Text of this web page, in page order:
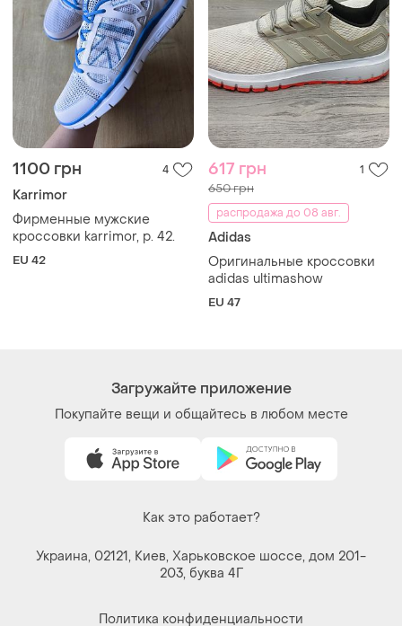
1100 грн 4
Karrimor
Фирменные мужские
кроссовки karrimor, р. 42.
EU 42
617 грн 1
650 грн
распродажа до 08 авг.
Adidas
Оригинальные кроссовки
adidas ultimashow
EU 47
Загружайте приложение
Покупайте вещи и общайтесь в любом месте
Как это работает?
Украина, 02121, Киев, Харьковское шоссе, дом 201-
203, буква 4Г
Политика конфиденциальности